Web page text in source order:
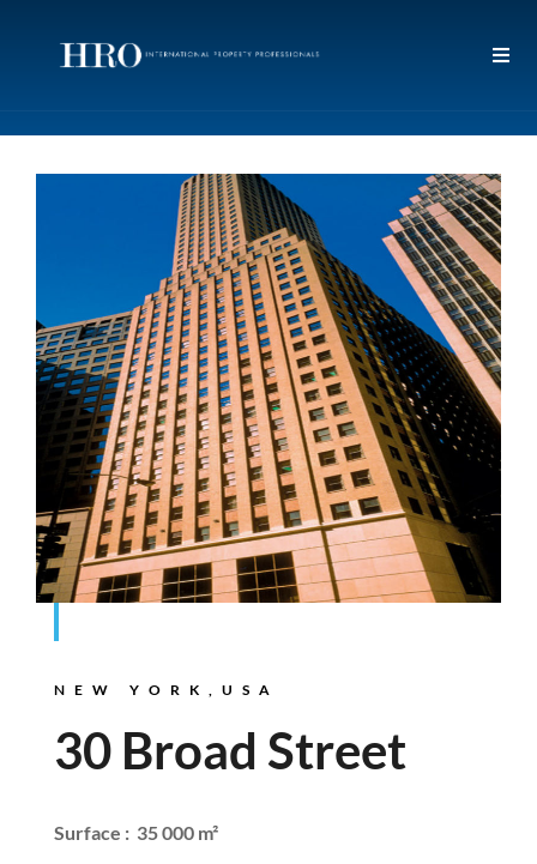
NEW YORK,USA
30 Broad Street
Surface : 35 000 m²